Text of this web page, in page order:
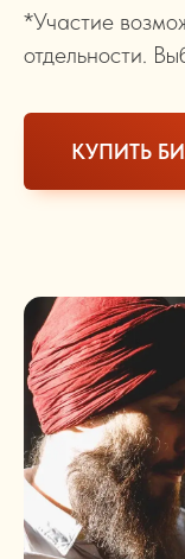
*Участие
отдельности.
КУПИТЬ